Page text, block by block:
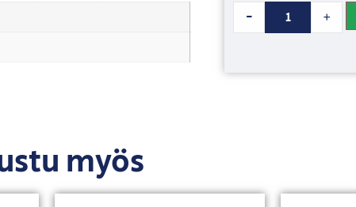
- +
myös